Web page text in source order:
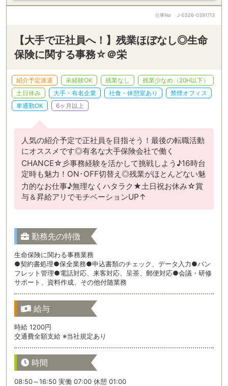
仕事No J-ES26-0391713
【大手で正社員へ！】残業ほぼなし◎生命
保険に関する事務☆＠栄
紹介予定派遣 未経験OK 残業なし
残業少なめ（20H以下）
土日休み
大手・有名企業 社食・休憩室あり
禁煙オフィス
車通勤OK
6ヶ月以上
人気の紹介予定で正社員を目指そう！最後の転職活動
にオススメです◎有名な大手保険会社で働く
CHANCE☆彡事務経験を活かして挑戦しよう♪16時台
定時も魅力！ON･OFF切替え◎残業がほとんどない魅
力的なお仕事♪無理なくハタラク★土日祝お休み☆賞
与＆昇給アリでモチベーションUP↑
勤務先の特徴
生命保険に関わる事務業務
●契約書処理●保全業務●申込書類のチェック、データ入力●パン
フレット管理●電話対応、来客対応、呈茶、郵便対応●会議・研修
サポート、資料作成、その他付随業務
給与
時給 1200円
交通費全額支給 ※当社規定あり
時間
08:50～16:50 実働 07:00 休憩 01:00